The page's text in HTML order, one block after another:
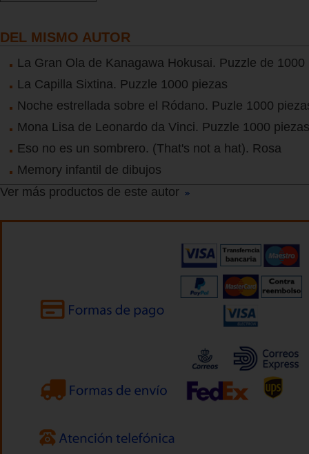
DEL MISMO AUTOR
La Gran Ola de Kanagawa Hokusai. Puzzle de 1000
La Capilla Sixtina. Puzzle 1000 piezas
Noche estrellada sobre el Ródano. Puzle 1000
Mona Lisa de Leonardo da Vinci. Puzzle 1000 piezas
Eso no es un sombrero. (That's not a hat). Rosa
Memory infantil de dibujos
Ver más productos de este autor